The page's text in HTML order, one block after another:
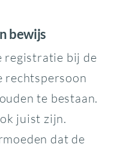
bewijs
registratie bij de
rechtspersoon
te bestaan.
juist zijn.
dat de